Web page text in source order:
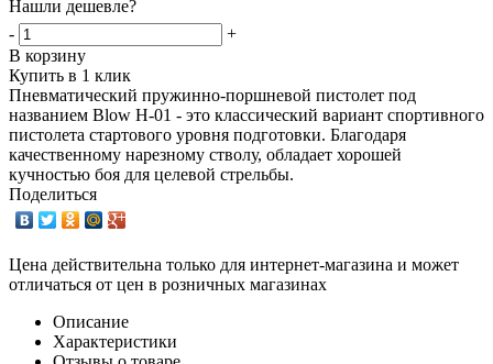
Нашли дешевле?
-
+
В корзину
Купить в 1 клик
Пневматический пружинно-поршневой пистолет под
названием Blow H-01 - это классический вариант спортивного
пистолета стартового уровня подготовки. Благодаря
качественному нарезному стволу, обладает хорошей
кучностью боя для целевой стрельбы.
Поделиться
Цена действительна только для интернет-магазина и может
отличаться от цен в розничных магазинах
Описание
Характеристики